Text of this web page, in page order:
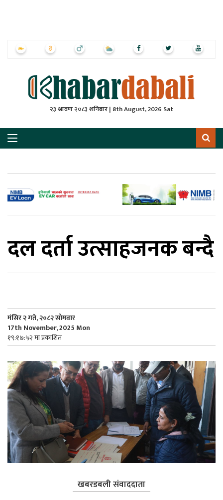
२३ श्रावण २०८३ शनिबार | 8th August, 2026 Sat
दल दर्ता उत्साहजनक बन्दै
मंसिर २ गते, २०८२ सोमवार
17th November, 2025 Mon
१९:१७:५२ मा प्रकाशित
खबरडबली संवाददाता